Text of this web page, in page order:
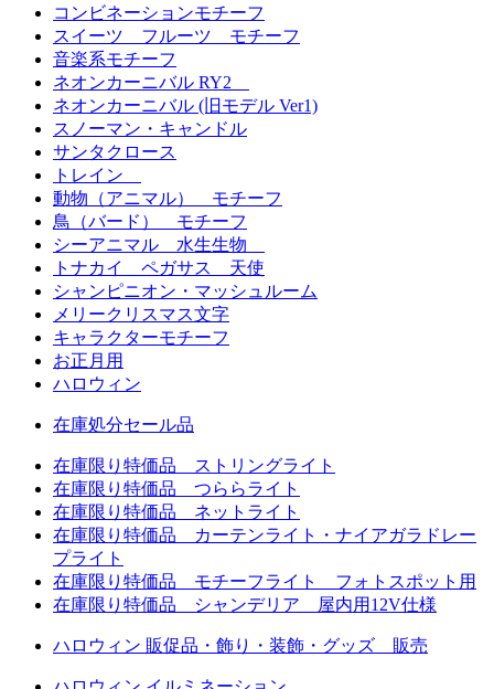
コンビネーションモチーフ
スイーツ フルーツ モチーフ
音楽系モチーフ
ネオンカーニバル RY2
ネオンカーニバル (旧モデル Ver1)
スノーマン・キャンドル
サンタクロース
トレイン
動物（アニマル） モチーフ
鳥（バード） モチーフ
シーアニマル 水生生物
トナカイ ペガサス 天使
シャンピニオン・マッシュルーム
メリークリスマス文字
キャラクターモチーフ
お正月用
ハロウィン
在庫処分セール品
在庫限り特価品 ストリングライト
在庫限り特価品 つららライト
在庫限り特価品 ネットライト
在庫限り特価品 カーテンライト・ナイアガラドレー
プライト
在庫限り特価品 モチーフライト フォトスポット用
在庫限り特価品 シャンデリア 屋内用12V仕様
ハロウィン 販促品・飾り・装飾・グッズ 販売